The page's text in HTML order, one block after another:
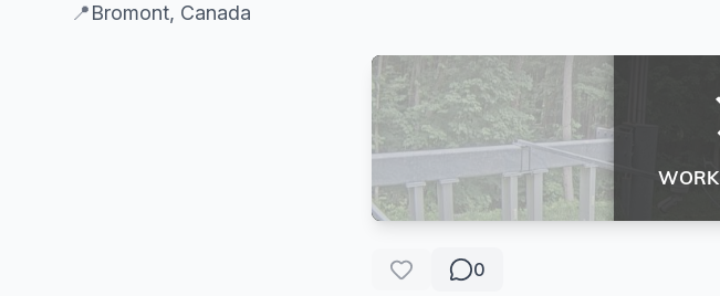
📍Bromont, Canada
0